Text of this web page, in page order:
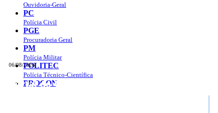
06/08/2026
Portal do Governo do
Ouvidoria-Geral
PC
Polícia Civil
PGE
Procuradoria Geral
PM
Polícia Militar
POLITEC
Polícia Técnico-Científica
PROCON